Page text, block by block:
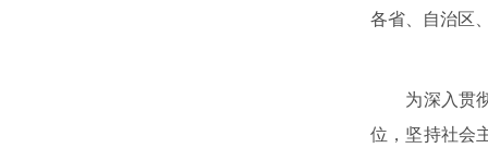
各省、自治区
为深入贯彻
位，坚持社会